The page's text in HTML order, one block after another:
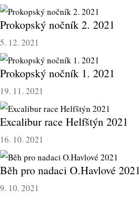
Prokopský nočník 2. 2021
5. 12. 2021
Prokopský nočník 1. 2021
19. 11. 2021
Excalibur race Helfštýn 2021
16. 10. 2021
Běh pro nadaci O.Havlové 2021
9. 10. 2021